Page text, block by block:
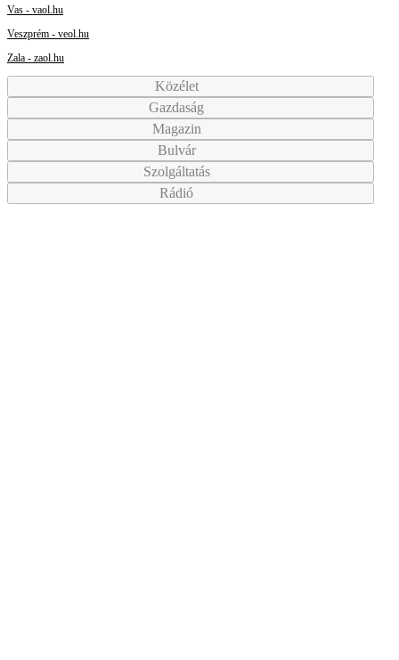
Vas - vaol.hu
Veszprém - veol.hu
Zala - zaol.hu
Közélet
Gazdaság
Magazin
Bulvár
Szolgáltatás
Rádió